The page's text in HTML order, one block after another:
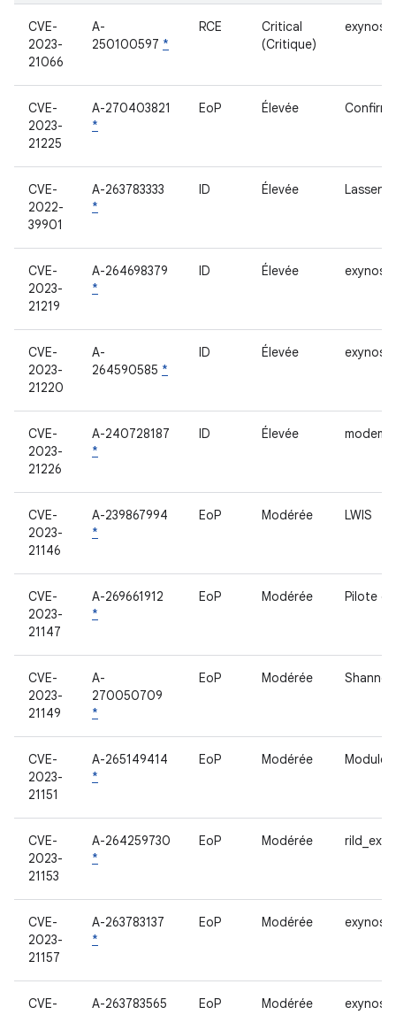
CVE-
2023-
21066
A-
250100597 *
RCE
Critical
(Critique)
exynos-
CVE-
2023-
21225
A-270403821
*
EoP Élevée
CVE-
2022-
39901
A-263783333
*
ID Élevée Lassen
CVE-
2023-
21219
A-264698379
*
ID Élevée exynos-
CVE-
2023-
21220
A-
264590585 *
ID Élevée exynos-
CVE-
2023-
21226
A-240728187
*
ID Élevée modem
CVE-
2023-
21146
A-239867994
*
EoP Modérée LWIS
CVE-
2023-
21147
A-269661912
*
EoP Modérée Pilote
CVE-
2023-
21149
A-
270050709
*
EoP Modérée
CVE-
2023-
21151
A-265149414
*
EoP Modérée Module
CVE-
2023-
21153
A-264259730
*
EoP Modérée
CVE-
2023-
21157
A-263783137
*
EoP Modérée exynos-
CVE-
A-263783565
EoP Modérée exynos-